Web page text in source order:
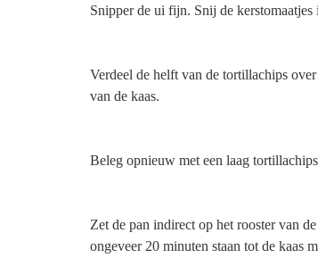
Snipper de ui fijn. Snij de
Verdeel de helft van de tortillachips
van de kaas.
Beleg opnieuw met een laag
Zet de pan indirect op het rooster van
ongeveer 20 minuten staan tot de kaas